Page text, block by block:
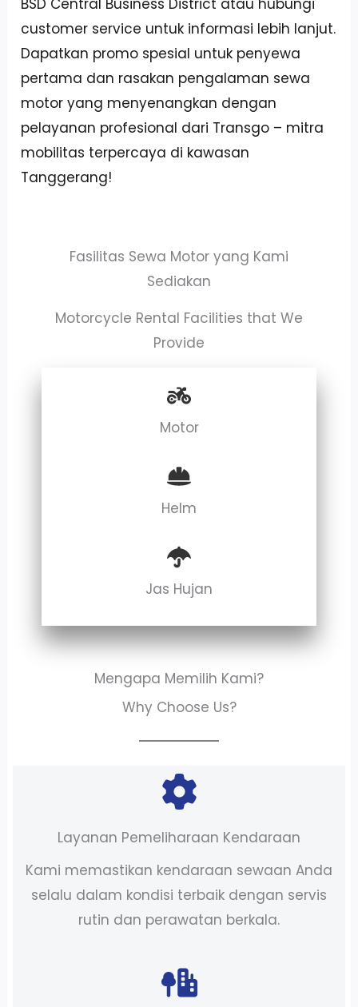
customer service untuk informasi lebih lanjut.
Dapatkan promo spesial untuk penyewa
pertama dan rasakan pengalaman sewa
motor yang menyenangkan dengan
pelayanan profesional dari Transgo – mitra
mobilitas terpercaya di kawasan
Tanggerang!
Fasilitas Sewa Motor yang Kami
Sediakan
Motorcycle Rental Facilities that We
Provide
Motor
Helm
Jas Hujan
Mengapa Memilih Kami?
Why Choose Us?
Layanan Pemeliharaan Kendaraan
Kami memastikan kendaraan sewaan Anda
selalu dalam kondisi terbaik dengan servis
rutin dan perawatan berkala.